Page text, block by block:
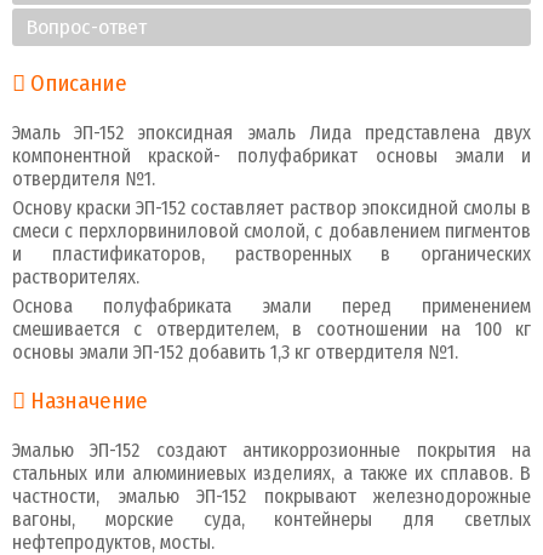
Вопрос-ответ
Описание
Эмаль ЭП-152 эпоксидная эмаль Лида представлена двух
компонентной краской- полуфабрикат основы эмали и
отвердителя №1.
Основу краски ЭП-152 составляет раствор эпоксидной смолы в
смеси с перхлорвиниловой смолой, с добавлением пигментов
и пластификаторов, растворенных в органических
растворителях.
Основа полуфабриката эмали перед применением
смешивается с отвердителем, в соотношении на 100 кг
основы эмали ЭП-152 добавить 1,3 кг отвердителя №1.
Назначение
Эмалью ЭП-152 создают антикоррозионные покрытия на
стальных или алюминиевых изделиях, а также их сплавов. В
частности, эмалью ЭП-152 покрывают железнодорожные
вагоны, морские суда, контейнеры для светлых
нефтепродуктов, мосты.